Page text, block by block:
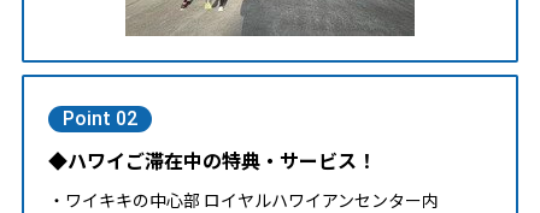
Point 02
◆ハワイご滞在中の特典・サービス！
・ワイキキの中心部 ロイヤルハワイアンセンター内